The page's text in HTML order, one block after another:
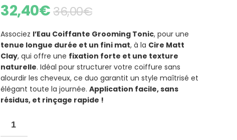
36,00€
32,40€
Associez l’Eau Coiffante Grooming Tonic, pour une
tenue longue durée et un fini mat, à la Cire Matt
Clay, qui offre une fixation forte et une texture
naturelle. Idéal pour structurer votre coiffure sans
alourdir les cheveux, ce duo garantit un style maîtrisé et
élégant toute la journée. Application facile, sans
résidus, et rinçage rapide !